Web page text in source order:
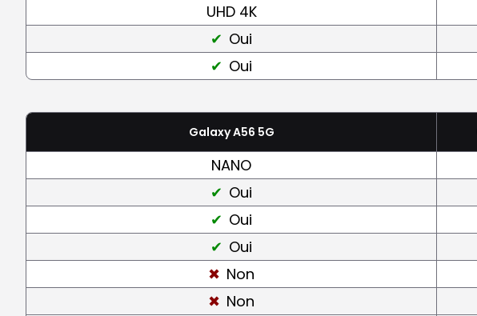
UHD 4K
Oui
Oui
Galaxy A56 5G
NANO
Oui
Oui
Oui
Non
Non